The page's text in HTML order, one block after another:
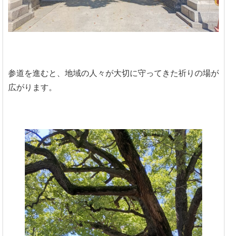
参道を進むと、地域の人々が大切に守ってきた祈りの場が
広がります。